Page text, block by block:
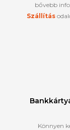
bővebb
Szállítás
Könnyen